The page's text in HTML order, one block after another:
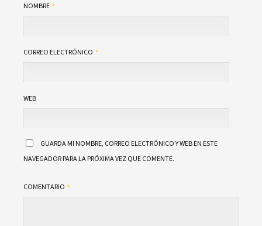
NOMBRE
CORREO ELECTRÓNICO
WEB
GUARDA MI NOMBRE, CORREO ELECTRÓNICO Y WEB EN ESTE
NAVEGADOR PARA LA PRÓXIMA VEZ QUE COMENTE.
COMENTARIO